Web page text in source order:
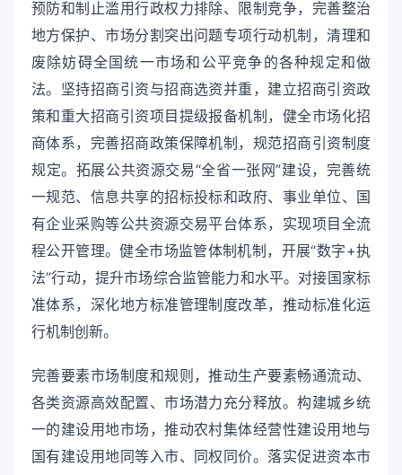
预防和制止滥用行政权力排除、限制竞争，完善整治
地方保护、市场分割突出问题专项行动机制，清理和
废除妨碍全国统一市场和公平竞争的各种规定和做
法。坚持招商引资与招商选资并重，建立招商引资政
策和重大招商引资项目提级报备机制，健全市场化招
商体系，完善招商政策保障机制，规范招商引资制度
规定。拓展公共资源交易“全省一张网”建设，完善统
一规范、信息共享的招标投标和政府、事业单位、国
有企业采购等公共资源交易平台体系，实现项目全流
程公开管理。健全市场监管体制机制，开展“数字+执
法”行动，提升市场综合监管能力和水平。对接国家标
准体系，深化地方标准管理制度改革，推动标准化运
行机制创新。
完善要素市场制度和规则，推动生产要素畅通流动、
各类资源高效配置、市场潜力充分释放。构建城乡统
一的建设用地市场，推动农村集体经营性建设用地与
国有建设用地同等入市、同权同价。落实促进资本市